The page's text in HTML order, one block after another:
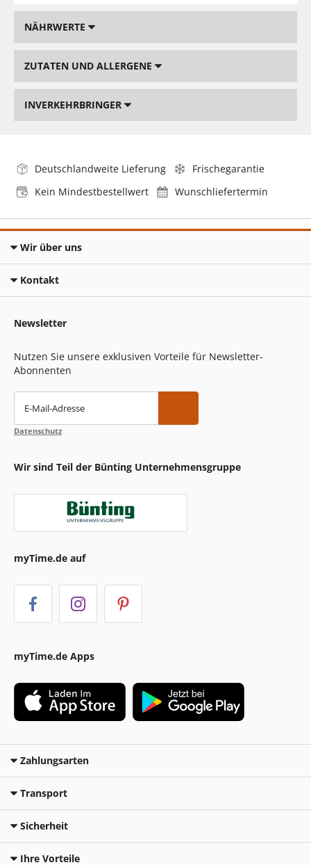
NÄHRWERTE
ZUTATEN UND ALLERGENE
INVERKEHRBRINGER
Deutschlandweite Lieferung
Frischegarantie
Kein Mindestbestellwert
Wunschliefertermin
Wir über uns
Kontakt
Newsletter
Nutzen Sie unsere exklusiven Vorteile für Newsletter-
Abonnenten
E-Mail-Adresse
Datenschutz
Wir sind Teil der Bünting Unternehmensgruppe
myTime.de auf
myTime.de Apps
Zahlungsarten
Transport
Sicherheit
Ihre Vorteile